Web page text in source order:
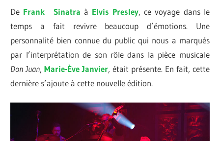
De Frank Sinatra à Elvis Presley, ce voyage dans le
temps a fait revivre beaucoup d’émotions. Une
personnalité bien connue du public qui nous a marqués
par l’interprétation de son rôle dans la pièce musicale
Don Juan,Marie-Ève Janvier, était présente. En fait, cette
dernière s’ajoute à cette nouvelle édition.